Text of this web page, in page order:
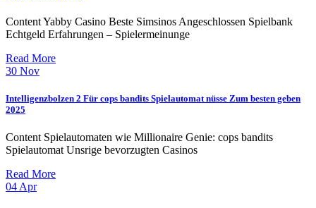
Content Yabby Casino Beste Simsinos Angeschlossen Spielbank
Echtgeld Erfahrungen – Spielermeinunge
Read More
30 Nov
Intelligenzbolzen 2 Für cops bandits Spielautomat nüsse Zum besten geben
2025
Content Spielautomaten wie Millionaire Genie: cops bandits
Spielautomat Unsrige bevorzugten Casinos
Read More
04Apr